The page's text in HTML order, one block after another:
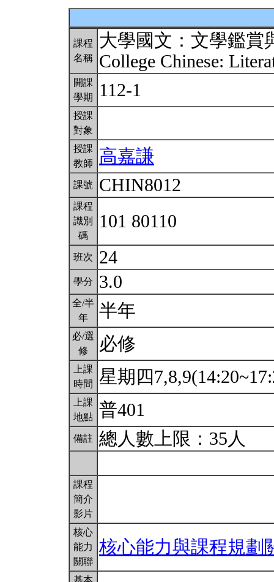
課程
名稱
大學國文：文學鑑賞
College Chinese:
開課
學期
112-1
授課
對象
授課
教師
高嘉謙
課號 CHIN8012
課程
識別
碼
101 80110
班次 24
學分 3.0
全/半
年
半年
必/選
修
必修
上課
時間
星期四
上課
地點 普401
備註 總人數上限：35人
課程
簡介
影片
核心
能力
關聯
核心能力與課程規劃
基本